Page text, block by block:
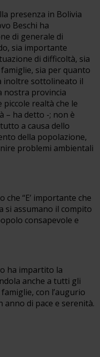
presenza in Bolivia
Beschi ha
di generale di
sia importante
di difficoltà, sia
sia per quanto
inoltre sottolineato il
nostra provincia
realtà che le
– ha detto -; non è
a causa dello
della popolazione,
problemi ambientali
che “E’ importante che
si assumano il compito
consapevole e
ha impartito la
anche a tutti gli
con l’augurio
di pace e serenità.